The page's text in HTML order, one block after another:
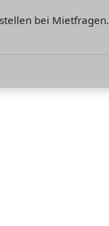
bei Mietfragen.